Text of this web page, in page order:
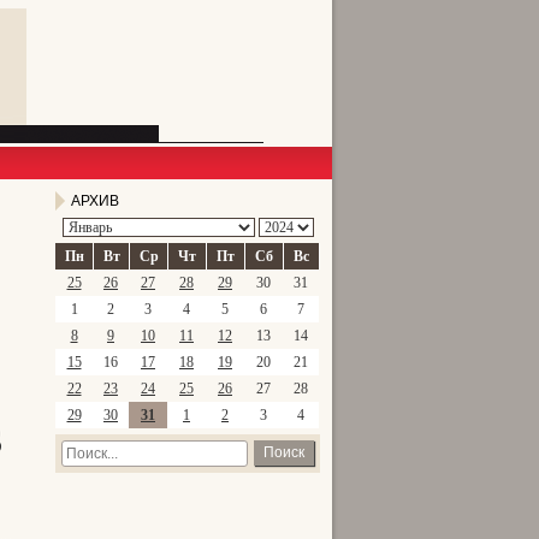
АРХИВ
Пн Вт Ср Чт Пт Сб
Вс
25
26 27 28 29 30
31
1
2 3 4 5 6
7
8
9 10 11 12 13
14
15
16 17 18 19 20
21
22
23 24 25 26 27
28
29
30 31 1 2 3 4
Поиск